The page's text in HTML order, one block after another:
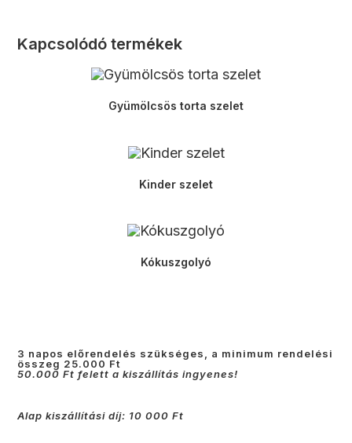
Kapcsolódó termékek
Gyümölcsös torta szelet
Kinder szelet
Kókuszgolyó
3 napos előrendelés szükséges, a minimum rendelési
összeg 25.000 Ft
50.000 Ft felett a kiszállítás ingyenes!
Alap kiszállítási díj: 10 000 Ft